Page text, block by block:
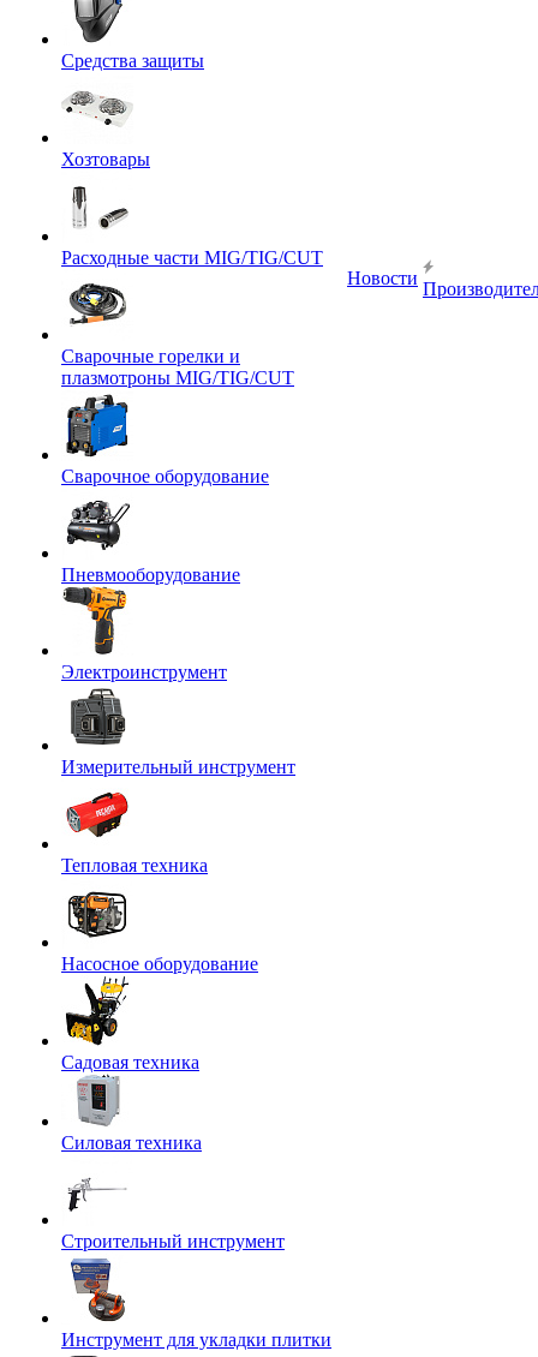
Средства защиты
Хозтовары
Расходные части MIG/TIG/CUT
Сварочные горелки и
плазмотроны MIG/TIG/CUT
Сварочное оборудование
Пневмооборудование
Электроинструмент
Измерительный инструмент
Тепловая техника
Насосное оборудование
Садовая техника
Силовая техника
Строительный инструмент
Инструмент для укладки плитки
Новости